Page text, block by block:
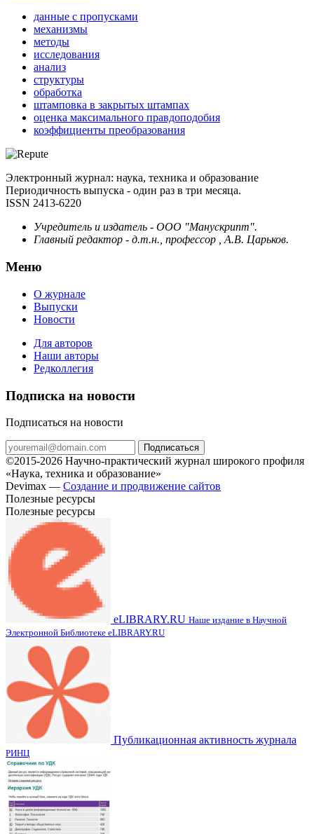
данные с пропусками
механизмы
методы
исследования
анализ
структуры
обработка
штамповка в закрытых штампах
оценка максимального правдоподобия
коэффициенты преобразования
Электронный журнал: наука, техника и образование
Периодичность выпуска - один раз в три месяца.
ISSN 2413-6220
Учредитель и издатель - ООО "Манускрипт".
Главный редактор - д.т.н., профессор , А.В. Царьков.
Меню
О журнале
Выпуски
Новости
Для авторов
Наши авторы
Редколлегия
Подписка на новости
Подписаться на новости
Подписаться
©2015-2026 Научно-практический журнал широкого профиля
«Наука, техника и образование»
Devimax — Создание и продвижение сайтов
Полезные ресурсы
Полезные ресурсы
eLIBRARY.RU Наше издание в Научной
Электронной Библиотеке eLIBRARY.RU
Публикационная активность журнала
РИНЦ